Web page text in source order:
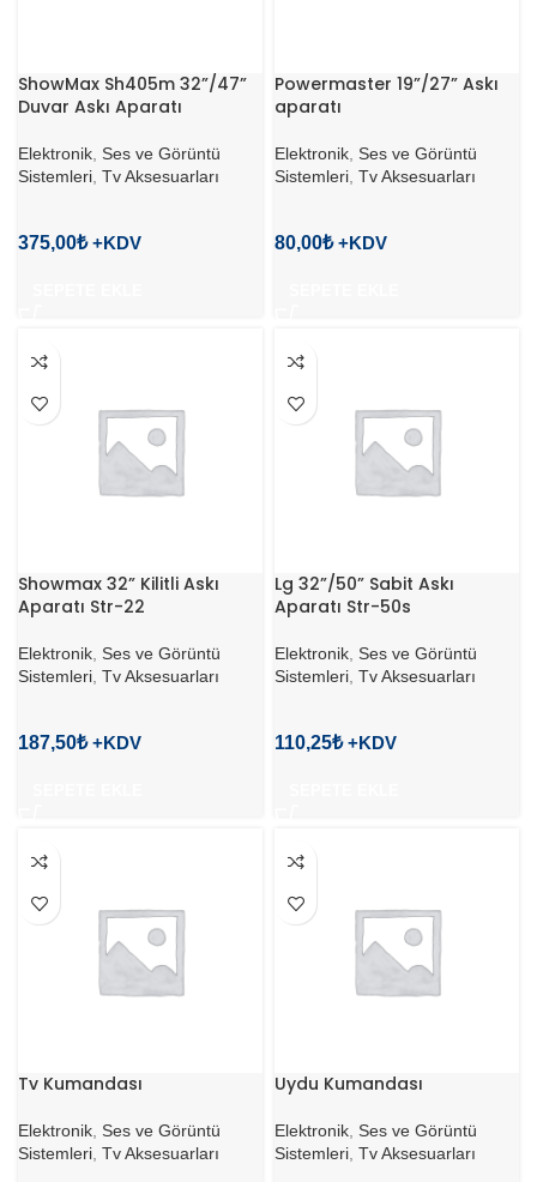
ShowMax Sh405m 32”/47”
Duvar Askı Aparatı
Elektronik Ses ve Görüntü
Sistemleri Tv Aksesuarları
375,00₺
Powermaster 19”/27” Askı
aparatı
Elektronik Ses ve Görüntü
Sistemleri Tv Aksesuarları
80,00₺
Showmax 32” Kilitli Askı
Aparatı Str-22
Elektronik Ses ve Görüntü
Sistemleri Tv Aksesuarları
187,50₺
Lg 32”/50” Sabit Askı
Aparatı Str-50s
Elektronik Ses ve Görüntü
Sistemleri Tv Aksesuarları
110,25₺
Tv Kumandası
Elektronik Ses ve Görüntü
Sistemleri Tv Aksesuarları
Uydu Kumandası
Elektronik Ses ve Görüntü
Sistemleri Tv Aksesuarları